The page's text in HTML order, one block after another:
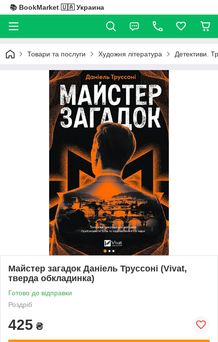
📚 BookMarket 🇺🇦 Украина
Товари та послуги Художня література Детективи.
Майстер загадок Даніель Труссоні (Vivat,
тверда обкладинка)
Готово до відправки
Роздріб
425 ₴